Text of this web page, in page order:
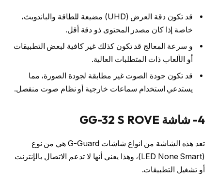
قد تكون دقة العرض (UHD) مضيعة للطاقة والباندويث،
خاصة إذا كان مصدر المحتوى ذو دقة أقل.
و سرعة المعالج قد تكون كذلك غير كافية لبعض التطبيقات
أو الألعاب ذات المتطلبات العالية.
قد تكون جودة الصوت غير مطابقة لجودة الصورة، مما
يستدعي استخدام سماعات خارجية أو نظام صوت منفصل.
4- شاشة GG-32 S ROVE
تعد هذه الشاشة من انواع شاشات G-Guard هي من نوع
(LED None Smart)، وهذا يعني أنها لا تدعم الاتصال بالإنترنت
أو تشغيل التطبيقات.